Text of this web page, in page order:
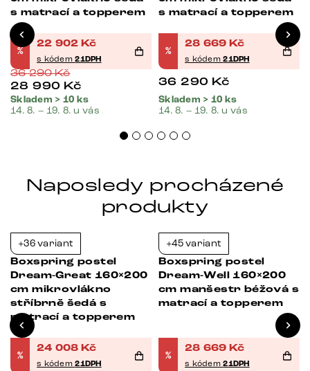
s matrací a topperem
%
22 902 Kč
s kódem21DPH
36 290Kč
28 990 Kč
Skladem > 10 ks
14. 8. – 19. 8. u vás
s matrací a topperem
%
28 669 Kč
s kódem21DPH
36 290 Kč
Skladem > 10 ks
14. 8. – 19. 8. u vás
Naposledy procházené
produkty
+36 variant
Boxspring postel
Dream-Great 160×200
cm mikrovlákno
stříbrně šedá s
matrací a topperem
%
24 008 Kč
s kódem21DPH
Bestseller
+45 variant
Boxspring postel
Dream-Well 160×200
cm manšestr béžová s
matrací a topperem
%
28 669 Kč
s kódem21DPH